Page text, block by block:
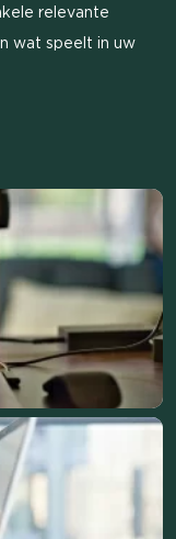
relevante
wat speelt in uw